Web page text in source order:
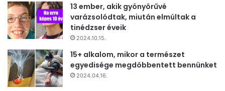
13 ember, akik gyönyörűvé
varázsolódtak, miután elmúltak a
tinédzser éveik
2024.10.15.
15+ alkalom, mikor a természet
egyedisége megdöbbentett bennünket
2024.04.16.